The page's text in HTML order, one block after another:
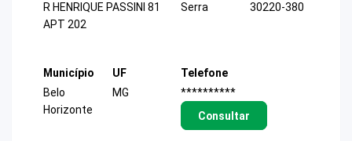
R HENRIQUE PASSINI 81
APT 202
Serra
30220-380
Município
Belo
Horizonte
UF
MG
Telefone
**********
Consultar